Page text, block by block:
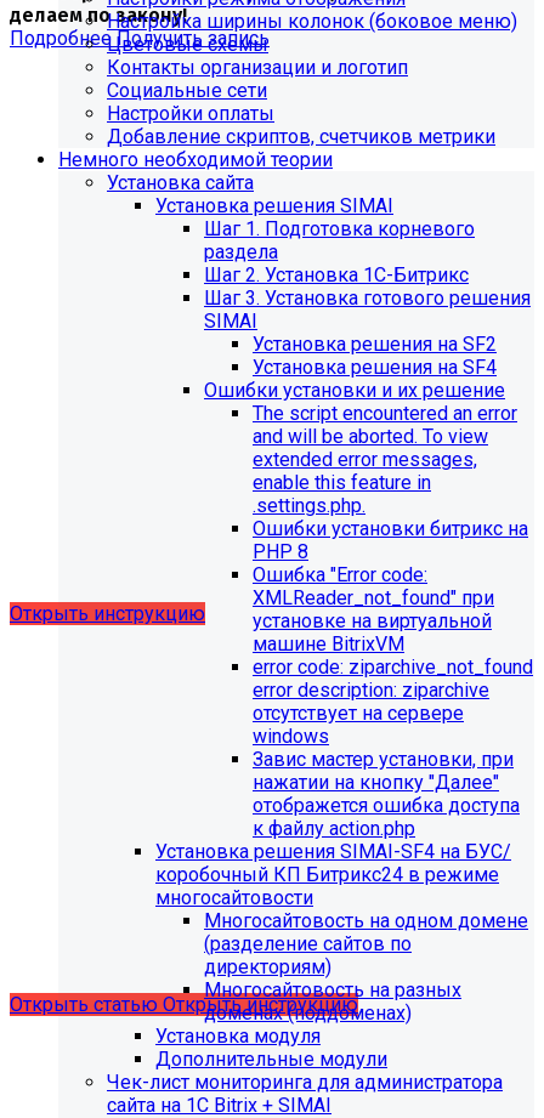
делаем по закону!
ПодробнееПолучить запись
Обновления в разделе
"Педагогический состав"
Для готовых решений, использующих модуль SIMAI-
SF4: Сведения об образовательной организации
выпущено обновление 1.14.11, согласно которому в
разделе "Педагогический состав"
можно разместить документ и скрыть таблицы.
Открыть инструкцию
будет ограничена поддержка продуктов на
PHP версии ниже 8.2.Рекомендуемая версия PHP - 8.4
будет ограничена поддержка продуктов на
MySql версии ниже 8.0.0.Рекомендуемая версия MySql
Открыть статью Открыть инструкцию
Настройка ширины колонок (боковое меню)
Цветовые схемы
Контакты организации и логотип
Социальные сети
Настройки оплаты
Добавление скриптов, счетчиков метрики
Немного необходимой теории
Установка сайта
Установка решения SIMAI
Шаг 1. Подготовка корневого
раздела
Шаг 2. Установка 1С-Битрикс
Шаг 3. Установка готового решения
SIMAI
Установка решения на SF2
Установка решения на SF4
Ошибки установки и их решение
The script encountered an error
and will be aborted. To view
extended error messages,
enable this feature in
.settings.php.
Ошибки установки битрикс на
PHP 8
Ошибка "Error сode:
XMLReader_not_found" при
установке на виртуальной
машине BitrixVM
error сode: ziparchive_not_found
error description: ziparchive
отсутствует на сервере
windows
Завис мастер установки, при
нажатии на кнопку "Далее"
отображется ошибка доступа
к файлу action.php
Установка решения SIMAI-SF4 на БУС/
коробочный КП Битрикс24 в режиме
многосайтовости
Многосайтовость на одном домене
(разделение сайтов по
директориям)
Многосайтовость на разных
доменах (поддоменах)
Установка модуля
Дополнительные модули
Чек-лист мониторинга для администратора
сайта на 1С Bitrix + SIMAI